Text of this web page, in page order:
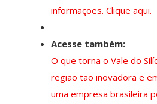
informações. Clique aqui.
Acesse também:
O que torna o Vale do
região tão inovadora e
uma empresa brasileira